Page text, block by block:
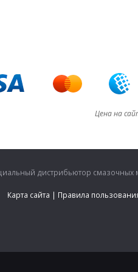
Цена на
дистрибьютор смазочных
Карта сайта | Правила